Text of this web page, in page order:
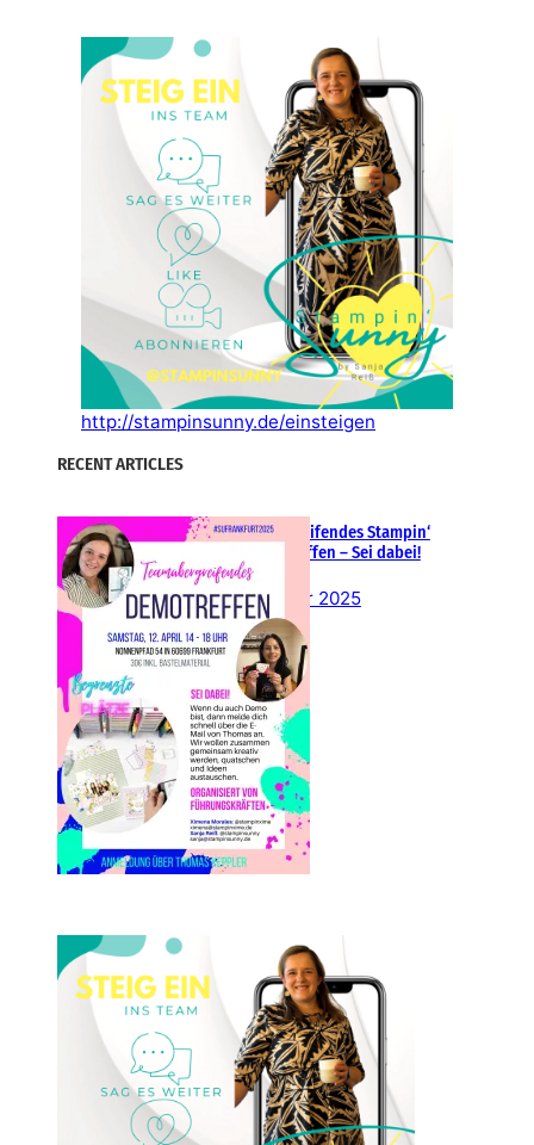
http://stampinsunny.de/einsteigen
RECENT ARTICLES
Teamübergreifendes Stampin‘
Up! Demotreffen – Sei dabei!
26. Februar 2025
Einsteigen 2025 im Team
Stampin‘ Sunny
23. Januar 2025